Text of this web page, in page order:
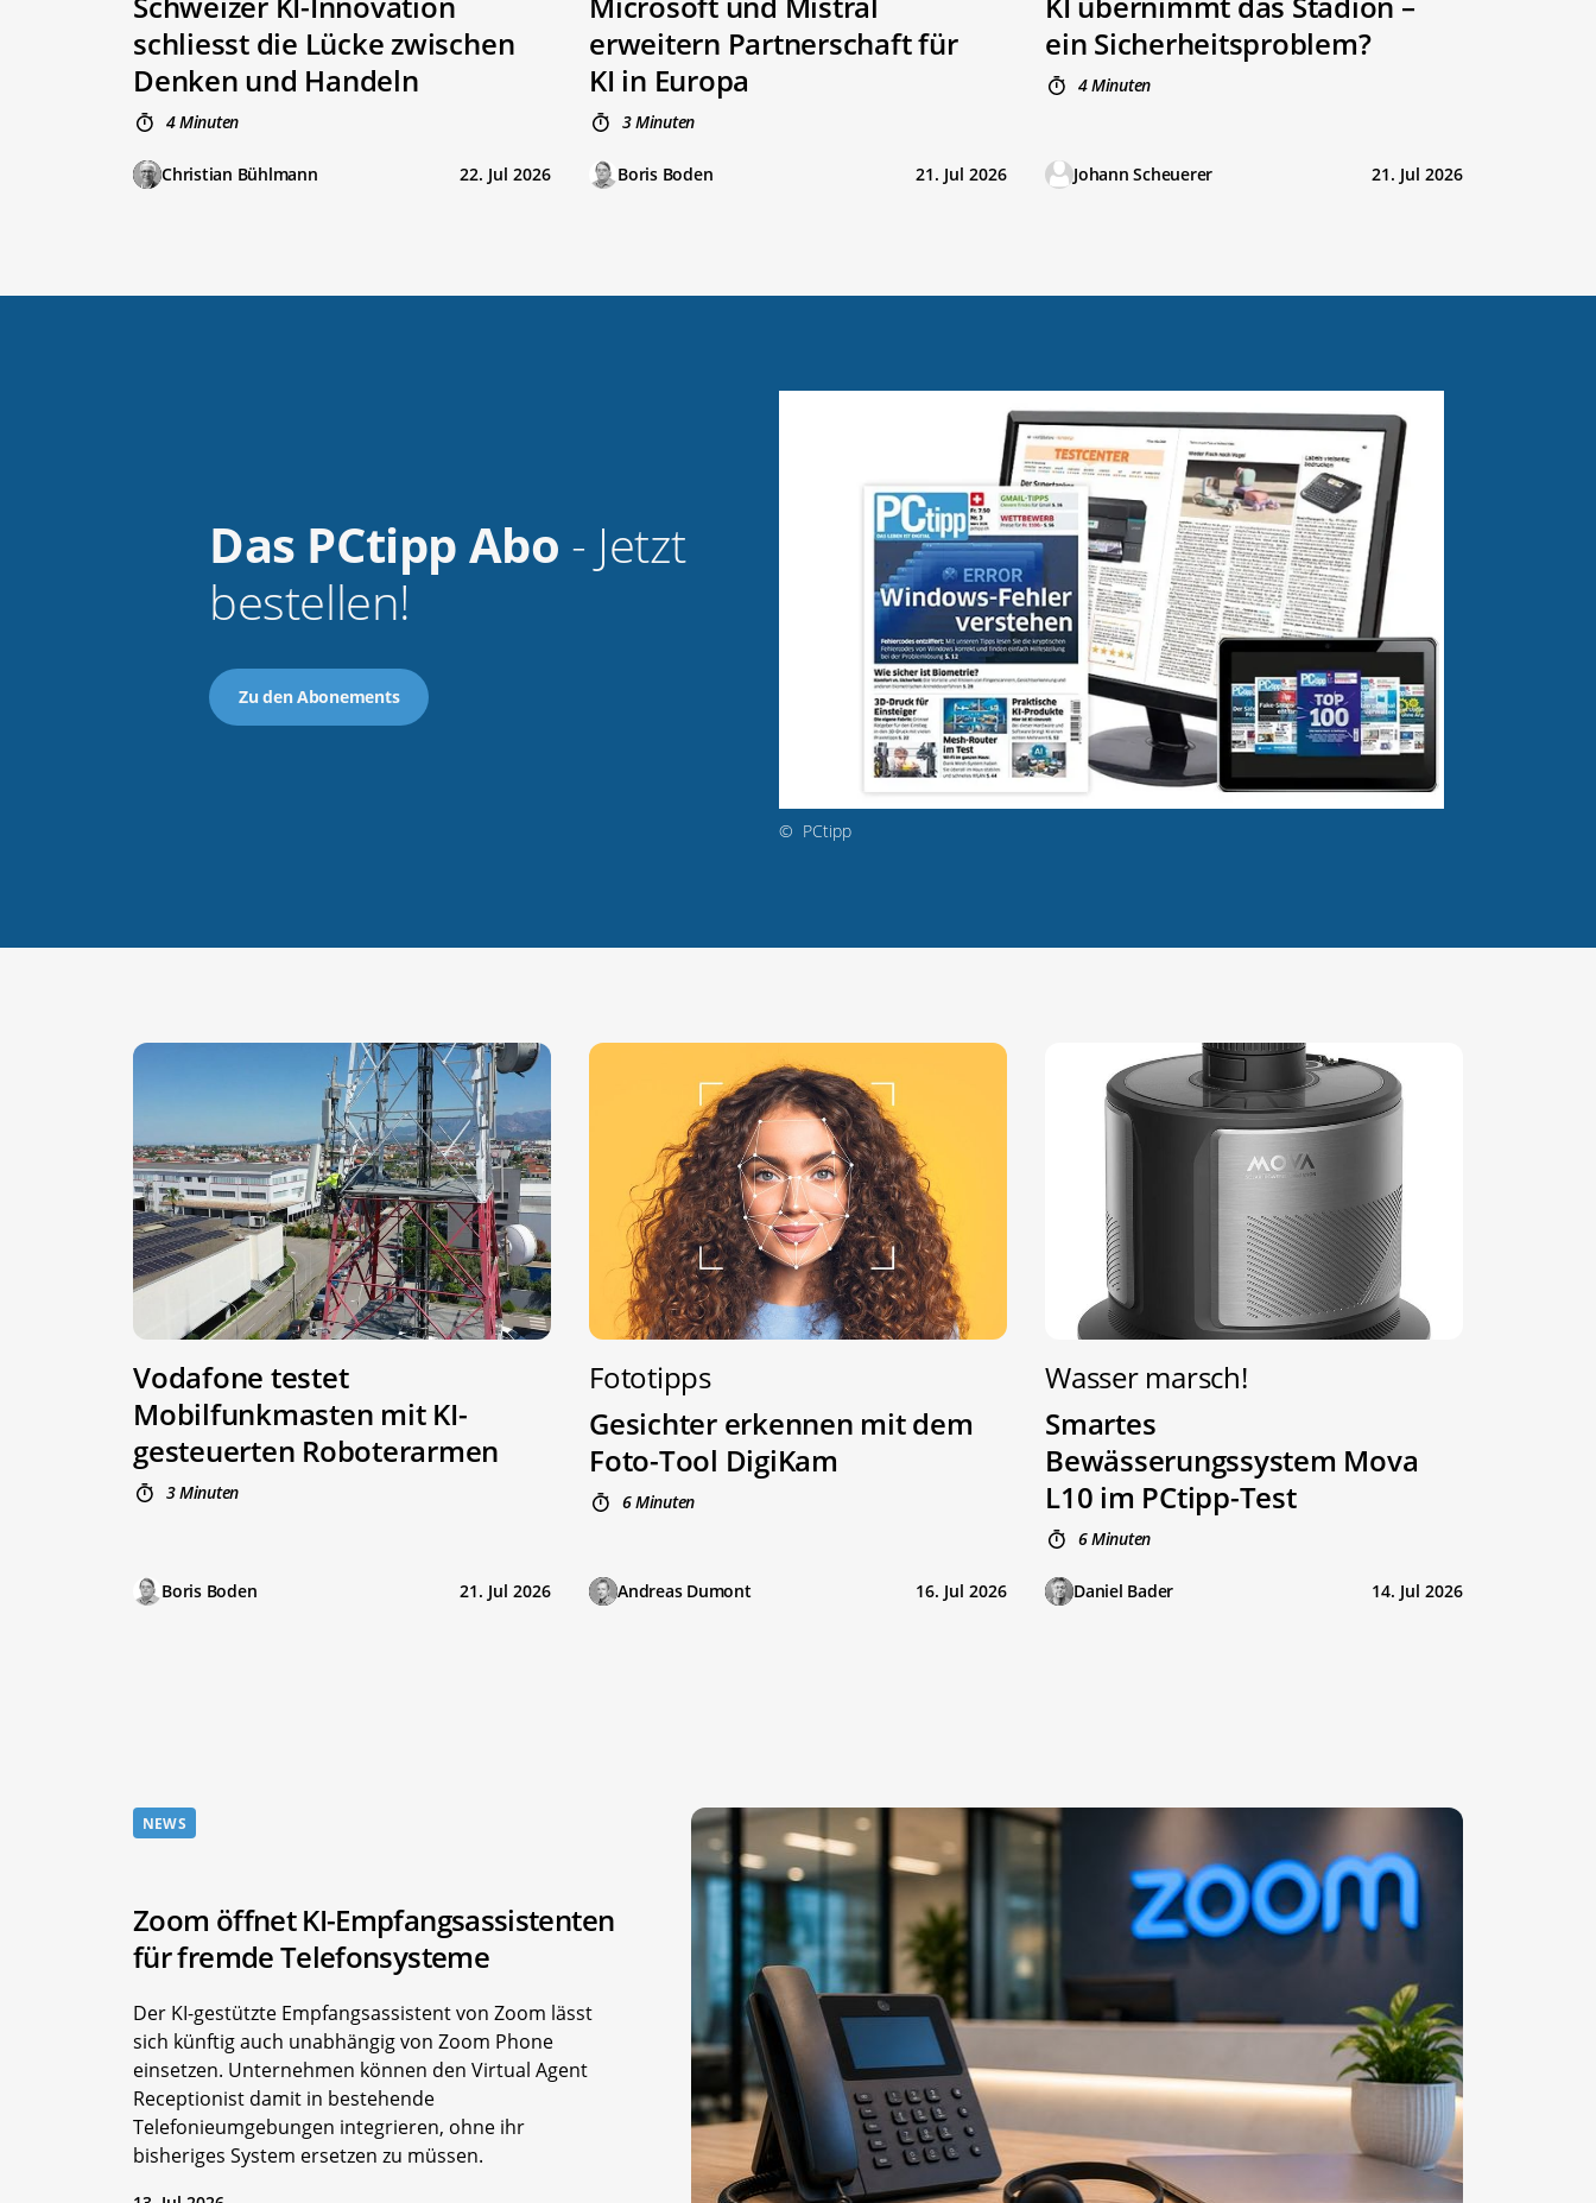
schliesst die Lücke zwischen
Denken und Handeln
4 Minuten
Christian Bühlmann 22. Jul 2026
erweitern Partnerschaft für
KI in Europa
3 Minuten
Boris Boden 21. Jul 2026
ein Sicherheitsproblem?
4 Minuten
Johann Scheuerer 21. Jul 2026
© PCtipp
Das PCtipp Abo - Jetzt
bestellen!
Zu den Abonements
Vodafone testet
Mobilfunkmasten mit KI-
gesteuerten Roboterarmen
3 Minuten
Boris Boden 21. Jul 2026
Fototipps
Gesichter erkennen mit dem
Foto-Tool DigiKam
6 Minuten
Andreas Dumont 16. Jul 2026
Wasser marsch!
Smartes
Bewässerungssystem Mova
L10 im PCtipp-Test
6 Minuten
Daniel Bader 14. Jul 2026
NEWS
Zoom öffnet KI-Empfangsassistenten
für fremde Telefonsysteme
Der KI-gestützte Empfangsassistent von Zoom lässt
sich künftig auch unabhängig von Zoom Phone
einsetzen. Unternehmen können den Virtual Agent
Receptionist damit in bestehende
Telefonieumgebungen integrieren, ohne ihr
bisheriges System ersetzen zu müssen.